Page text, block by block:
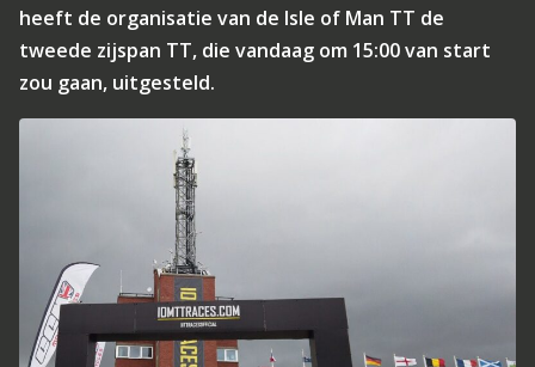
heeft de organisatie van de Isle of Man TT de
tweede zijspan TT, die vandaag om 15:00 van start
zou gaan, uitgesteld.